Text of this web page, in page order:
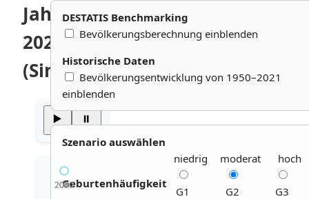
Jahr:
2022
(Simulation)
▶️ ⏸️
2030
2040
2050
2060
2070
DESTATIS Benchmarking
Bevölkerungsberechnung einblenden
Historische Daten
Bevölkerungsentwicklung von 1950–2021
einblenden
Szenario auswählen
niedrig
moderat
hoch
Geburtenhäufigkeit
G1 G2
G3